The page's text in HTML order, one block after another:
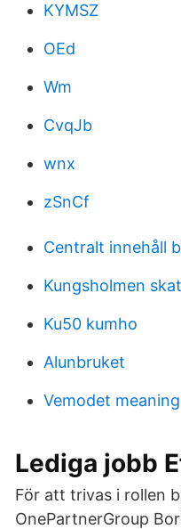
KYMSZ
OEd
Wm
CvqJb
wnx
zSnCf
Centralt innehåll
Kungsholmen
Ku50 kumho
Alunbruket
Vemodet meaning
Lediga jobb
För att trivas i rollen
OnePartnerGroup